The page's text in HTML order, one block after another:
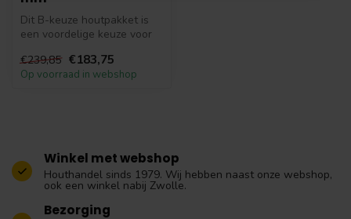
Dit B-keuze houtpakket is
een voordelige keuze voor
z...
€239,85 €183,75
Op voorraad in webshop
Winkel met webshop
Houthandel sinds 1979. Wij hebben naast onze webshop,
ook een winkel nabij Zwolle.
Bezorging